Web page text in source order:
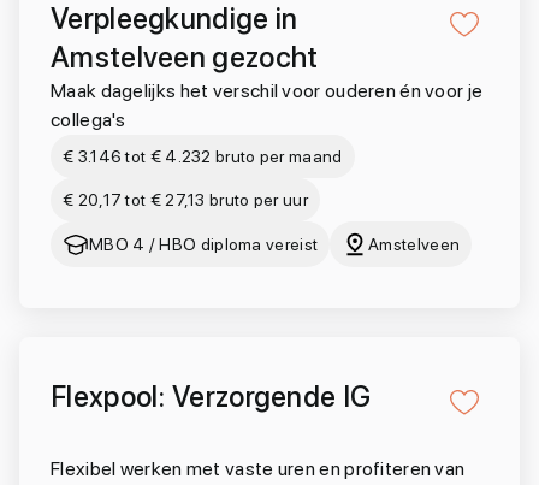
Verpleegkundige in
Amstelveen gezocht
Maak dagelijks het verschil voor ouderen én voor je
collega's
€ 3.146 tot € 4.232 bruto per maand
€ 20,17 tot € 27,13 bruto per uur
MBO 4 / HBO diploma vereist Amstelveen
Flexpool: Verzorgende IG
Flexibel werken met vaste uren en profiteren van